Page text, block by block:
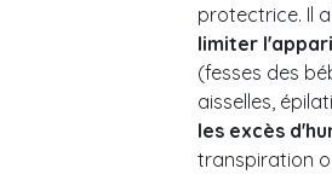
protectrice. Il
limiter
(fesses des
aisselles,
les excès
transpiration